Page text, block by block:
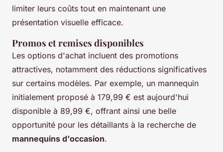
limiter leurs coûts tout en maintenant une
présentation visuelle efficace.
Promos et remises disponibles
Les options d'achat incluent des promotions
attractives, notamment des réductions significatives
sur certains modèles. Par exemple, un mannequin
initialement proposé à 179,99 € est aujourd'hui
disponible à 89,99 €, offrant ainsi une belle
opportunité pour les détaillants à la recherche de
mannequins d'occasion.